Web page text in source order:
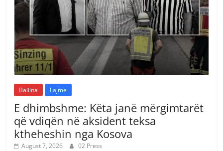
Ballina Lajme
E dhimbshme: Këta janë mërgimtarët
që vdiqën në aksident teksa
ktheheshin nga Kosova
August 7, 2026 02 Press